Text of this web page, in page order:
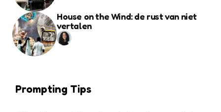
House on the Wind: de rust van niet
vertalen
Prompting Tips